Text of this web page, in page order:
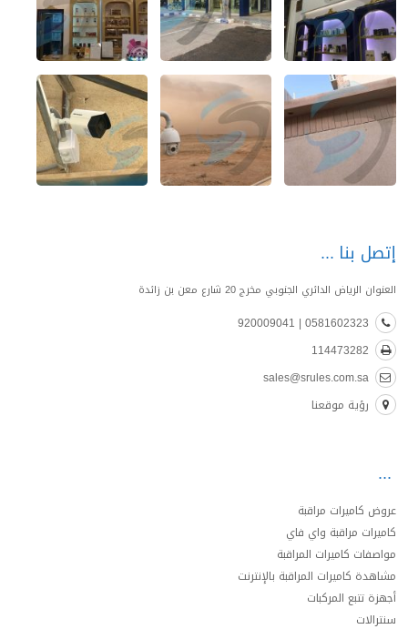
إتصل بنا
العنوان الرياض الدائري الجنوبي مخرج 20 شارع معن بن زائدة
0581602323 | 920009041
114473282
sales@srules.com.sa
رؤية موقعنا
عروض كاميرات مراقبة
كاميرات مراقبة واي فاي
مواصفات كاميرات المراقبة
مشاهدة كاميرات المراقبة بالإنترنت
أجهزة تتبع المركبات
سنترالات